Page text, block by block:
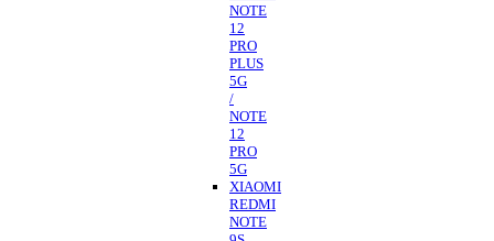
NOTE
12
PRO
PLUS
5G
/
NOTE
12
PRO
5G
XIAOMI
REDMI
NOTE